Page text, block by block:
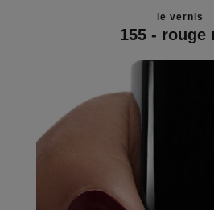
le vernis
155 - rouge